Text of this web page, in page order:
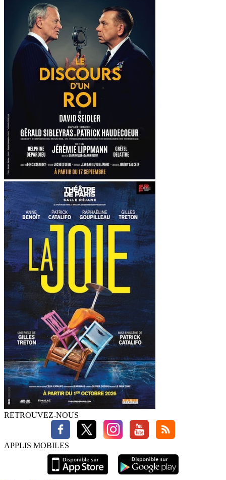
RETROUVEZ-NOUS
APPLIS MOBILES